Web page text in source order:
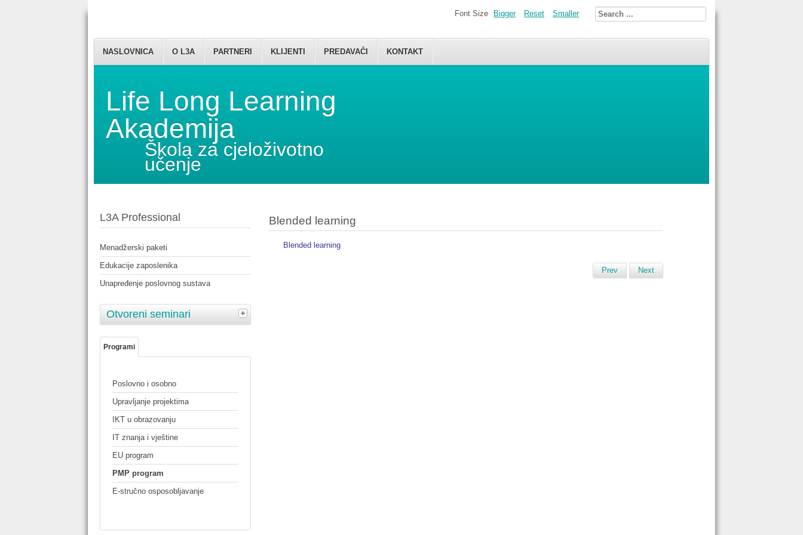
Life Long Learning
Akademija
Škola za cjeloživotno
učenje
NASLOVNICA O L3A PARTNERI KLIJENTI PREDAVAČI KONTAKT
Font Size Bigger Reset Smaller
L3A Professional
Menadžerski paketi
Edukacije zaposlenika
Unapređenje poslovnog sustava
Otvoreni seminari
Programi
Poslovno i osobno
Upravljanje projektima
IKT u obrazovanju
IT znanja i vještine
EU program
PMP program
E-stručno osposobljavanje
Blended learning
Blended learning
Prev Next